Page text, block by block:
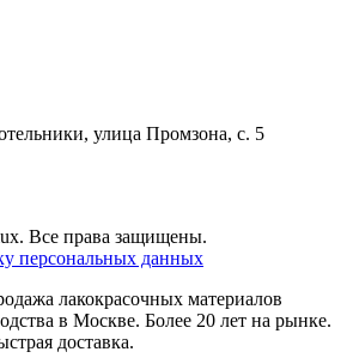
улица Промзона, с. 5
Все права защищены.
персональных данных
лакокрасочных материалов
в Москве. Более 20 лет на рынке.
доставка.